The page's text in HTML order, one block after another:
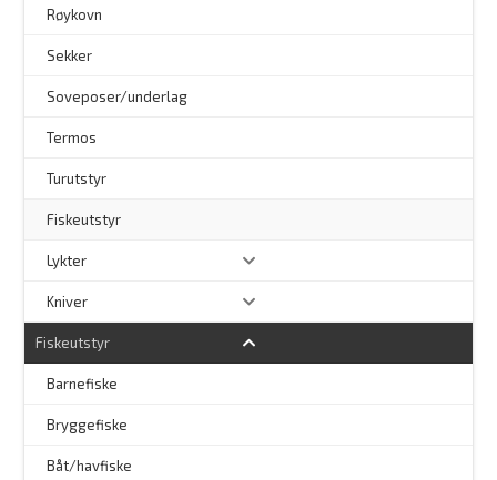
Røykovn
Sekker
Soveposer/underlag
Termos
Turutstyr
Fiskeutstyr
Lykter
Kniver
Fiskeutstyr
Barnefiske
Bryggefiske
Båt/havfiske